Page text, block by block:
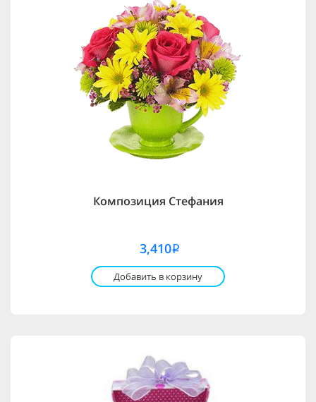
Композиция Стефания
3,410i
Добавить в корзину